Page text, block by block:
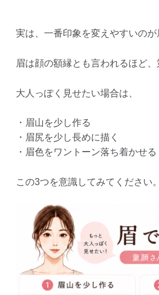
実は、一番印象を変えやすいのが
眉は顔の額縁とも言われるほど
大人っぽく見せたい場合は、
・眉山を少し作る
・眉尻を少し長めに描く
・眉色をワントーン落ち着かせる
この3つを意識してみてください。